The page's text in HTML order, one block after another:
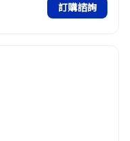
訂購諮詢